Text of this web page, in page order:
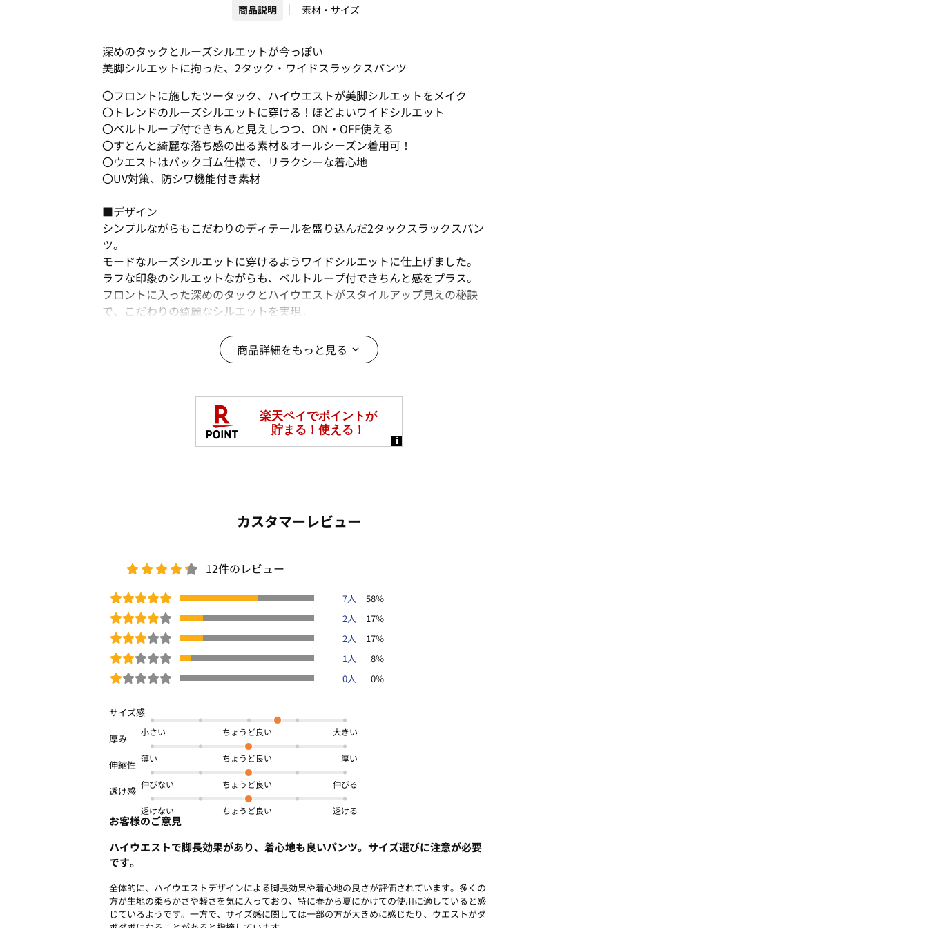
商品説明 素材・サイズ
深めのタックとルーズシルエットが今っぽい
美脚シルエットに拘った、2タック・ワイドスラックスパンツ
〇フロントに施したツータック、ハイウエストが美脚シルエットをメイク
〇トレンドのルーズシルエットに穿ける！ほどよいワイドシルエット
〇ベルトループ付できちんと見えしつつ、ON・OFF使える
〇すとんと綺麗な落ち感の出る素材＆オールシーズン着用可！
〇ウエストはバックゴム仕様で、リラクシーな着心地
〇UV対策、防シワ機能付き素材
■デザイン
シンプルながらもこだわりのディテールを盛り込んだ2タックスラックスパン
ツ。
モードなルーズシルエットに穿けるようワイドシルエットに仕上げました。
ラフな印象のシルエットながらも、ベルトループ付できちんと感をプラス。
フロントに入った深めのタックとハイウエストがスタイルアップ見えの秘訣
で、こだわりの綺麗なシルエットを実現。
高く見せてくれます。
ゆったりシルエットで腰回りや脚のラインを拾いにくく、ウエスト後ろゴム仕
綺麗な落ち感の出る素材
ほどよい厚みで、シーズンレスで着用可能
伸びのよい素材で穿き心地◎
伸縮性：あり（たてストレッチ）
洗濯方法：洗濯機
……………………
■コーディネート
ほどよくワイドなシルエットでニットやスウェットはもちろん、キレイめシャ
ツとも好相性。
カジュアルにも、きれいめにも使える便利な1着です。
ショート丈トップスを合わせたり、トップスインをすれば、さらに脚長に見せ
てくれるデザインです。
ネット限定
商品番号：OWBM-00063
商品詳細をもっと見る
カスタマーレビュー
12件のレビュー
7人
58%
2人
17%
2人
17%
1人
8%
0人
0%
小さい 大きい
薄い 厚い
伸びない 伸びる
透けない 透ける
お客様のご意見
ハイウエストで脚長効果があり、着心地も良いパンツ。サイズ選びに注意が必要
です。
全体的に、ハイウエストデザインによる脚長効果や着心地の良さが評価されています。多くの
方が生地の柔らかさや軽さを気に入っており、特に春から夏にかけての使用に適していると感
じているようです。一方で、サイズ感に関しては一部の方が大きめに感じたり、ウエストがダ